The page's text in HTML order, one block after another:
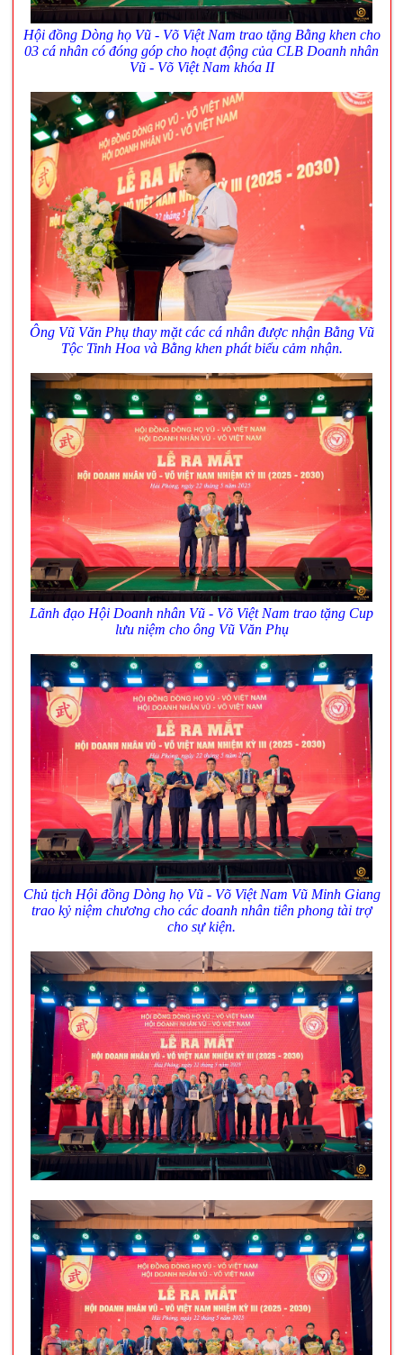
Hội đồng Dòng họ Vũ - Võ Việt Nam trao tặng Bằng khen cho
03 cá nhân có đóng góp cho hoạt động của CLB Doanh nhân
Vũ - Võ Việt Nam khóa II
Ông Vũ Văn Phụ thay mặt các cá nhân được nhận Bằng Vũ
Tộc Tinh Hoa và Bằng khen phát biểu cảm nhận.
Lãnh đạo Hội Doanh nhân Vũ - Võ Việt Nam trao tặng Cup
lưu niệm cho ông Vũ Văn Phụ
Chủ tịch Hội đồng Dòng họ Vũ - Võ Việt Nam Vũ Minh Giang
trao kỷ niệm chương cho các doanh nhân tiên phong tài trợ
cho sự kiện.